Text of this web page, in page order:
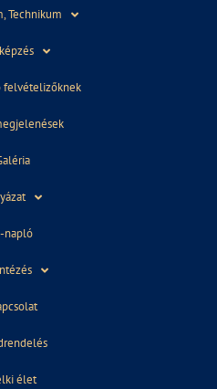
Technikum
felvételizőknek
napló
élet
tanévre
innen